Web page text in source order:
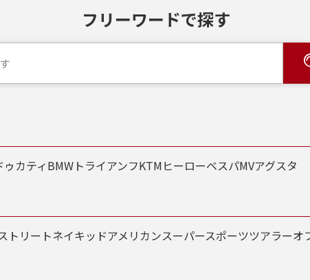
館ではお乗り出しまでに必要な
お支払総額を表示しております。
「お問い合わせ・来店予約」ボタンよりお気軽にご依頼くだ
フリーワードで探す
ゥカティBMW トライアンフKTMヒーローベスパMVアグスタ
トリートネイキッドアメリカンスーパースポーツツアラーオ
前へ次へ